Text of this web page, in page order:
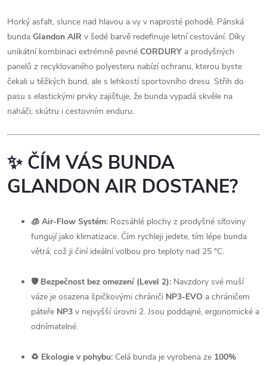
Horký asfalt, slunce nad hlavou a vy v naprosté pohodě. Pánská
bunda Glandon AIR v šedé barvě redefinuje letní cestování. Díky
unikátní kombinaci extrémně pevné CORDURY a prodyšných
panelů z recyklovaného polyesteru nabízí ochranu, kterou byste
čekali u těžkých bund, ale s lehkostí sportovního dresu. Střih do
pasu s elastickými prvky zajišťuje, že bunda vypadá skvěle na
naháči, skútru i cestovním enduru.
✨ ČÍM VÁS BUNDA
GLANDON AIR DOSTANE?
🧊 Air-Flow Systém: Rozsáhlé plochy z prodyšné síťoviny
fungují jako klimatizace. Čím rychleji jedete, tím lépe bunda
větrá, což ji činí ideální volbou pro teploty nad 25 °C.
🛡️ Bezpečnost bez omezení (Level 2): Navzdory své muší
váze je osazena špičkovými chrániči NP3-EVO a chráničem
páteře NP3 v nejvyšší úrovni 2. Jsou poddajné, ergonomické a
odnímatelné.
♻️ Ekologie v pohybu: Celá bunda je vyrobena ze 100%